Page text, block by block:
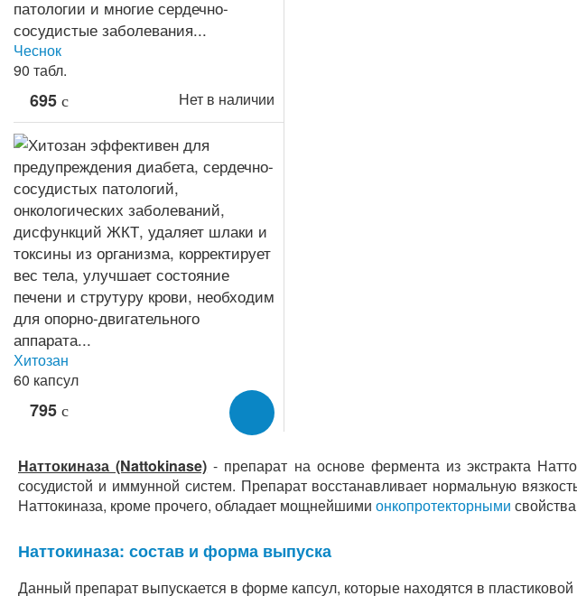
Чеснок
90 табл.
695 c Нет в наличии
Хитозан
60 капсул
795 c
Наттокиназа (Nattokinase) - препарат на основе фермента из экстракта
сосудистой и иммунной систем. Препарат восстанавливает нормальную
Наттокиназа, кроме прочего, обладает мощнейшими онкопротекторными
Наттокиназа: состав и форма выпуска
Данный препарат выпускается в форме капсул, которые находятся в